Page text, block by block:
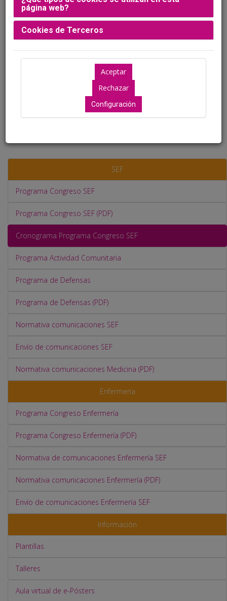
página web?
Cookies de Terceros
Configuración
Ver cronograma sábado 09 mayo
SEF
Programa Congreso SEF
Programa Congreso SEF (PDF)
Cronograma Programa Congreso SEF
Programa Actividad Comunitaria
Programa de Defensas
Programa de Defensas (PDF)
Normativa comunicaciones SEF
Envío de comunicaciones SEF
Normativa comunicaciones Medicina (PDF)
Enfermería
Programa Congreso Enfermería
Programa Congreso Enfermería (PDF)
Normativa de comunicaciones Enfermería SEF
Normativa comunicaciones Enfermería (PDF)
Envío de comunicaciones Enfermería SEF
Información
Plantillas
Talleres
Aula virtual de e-Pósters